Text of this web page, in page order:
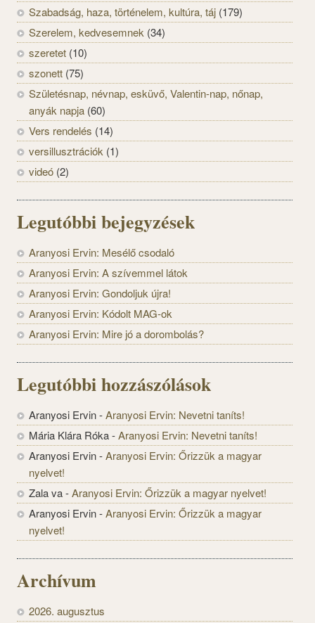
Szabadság, haza, történelem, kultúra, táj (179)
Szerelem, kedvesemnek (34)
szeretet (10)
szonett (75)
Születésnap, névnap, esküvő, Valentin-nap, nőnap,
anyák napja (60)
Vers rendelés (14)
versillusztrációk (1)
videó (2)
Legutóbbi bejegyzések
Aranyosi Ervin: Mesélő csodaló
Aranyosi Ervin: A szívemmel látok
Aranyosi Ervin: Gondoljuk újra!
Aranyosi Ervin: Kódolt MAG-ok
Aranyosi Ervin: Mire jó a dorombolás?
Legutóbbi hozzászólások
Aranyosi Ervin-Aranyosi Ervin: Nevetni taníts!
Mária Klára Róka-Aranyosi Ervin: Nevetni taníts!
Aranyosi Ervin-Aranyosi Ervin: Őrizzük a magyar
nyelvet!
Zala va-Aranyosi Ervin: Őrizzük a magyar nyelvet!
Aranyosi Ervin-Aranyosi Ervin: Őrizzük a magyar
nyelvet!
Archívum
2026. augusztus